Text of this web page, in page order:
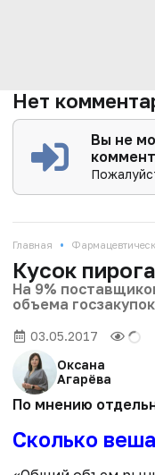
Нет
Вы не
Главная •
Кусок пирога
На 9%
объема госзакупок
03.05.2017
Оксана
Агарёва
По мнению
Сколько